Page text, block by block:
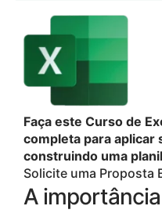
Faça este Curso de
completa para aplicar
construindo uma
Solicite uma Proposta
A